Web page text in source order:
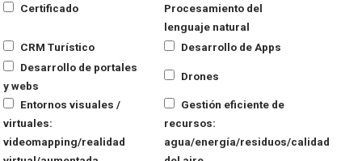
Certificado
Procesamiento del
lenguaje natural
CRM Turístico
Desarrollo de Apps
Desarrollo de portales
y webs
Drones
Entornos visuales /
virtuales:
videomapping/realidad
Gestión eficiente de
recursos:
agua/energía/residuos/calidad